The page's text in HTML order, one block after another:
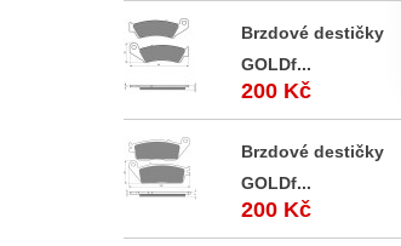
Brzdové destičky
GOLDf...
200 Kč
Brzdové destičky
GOLDf...
200 Kč